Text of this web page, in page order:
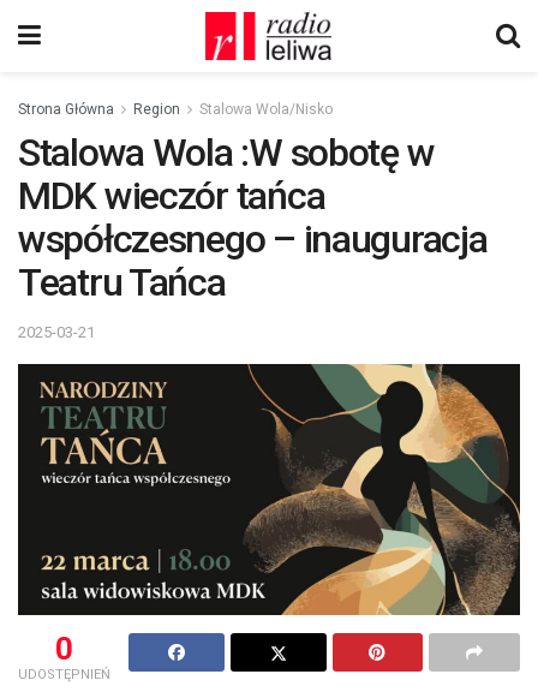
Strona Główna Region Stalowa Wola/Nisko
Stalowa Wola :W sobotę w
MDK wieczór tańca
współczesnego – inauguracja
Teatru Tańca
2025-03-21
0
UDOSTĘPNIEŃ